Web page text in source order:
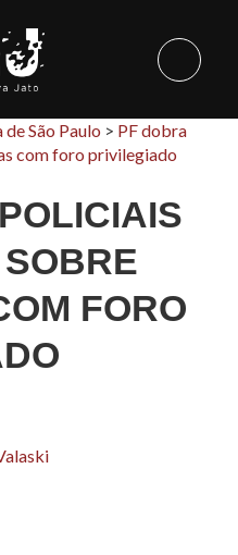
de São Paulo > PF dobra
com foro privilegiado
FORO